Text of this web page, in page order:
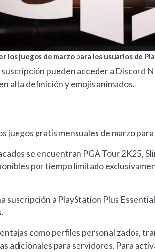
los juegos de marzo para los usuarios de
suscripción pueden acceder a Discord
alta definición y emojis animados.
juegos gratis mensuales de marzo
se encuentran PGA Tour 2K25,
por tiempo limitado
suscripción a PlayStation Plus
como perfiles personalizados,
adicionales para servidores. Para